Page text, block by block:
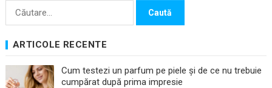
ARTICOLE RECENTE
Cum testezi un parfum pe piele și de ce nu trebuie
cumpărat după prima impresie